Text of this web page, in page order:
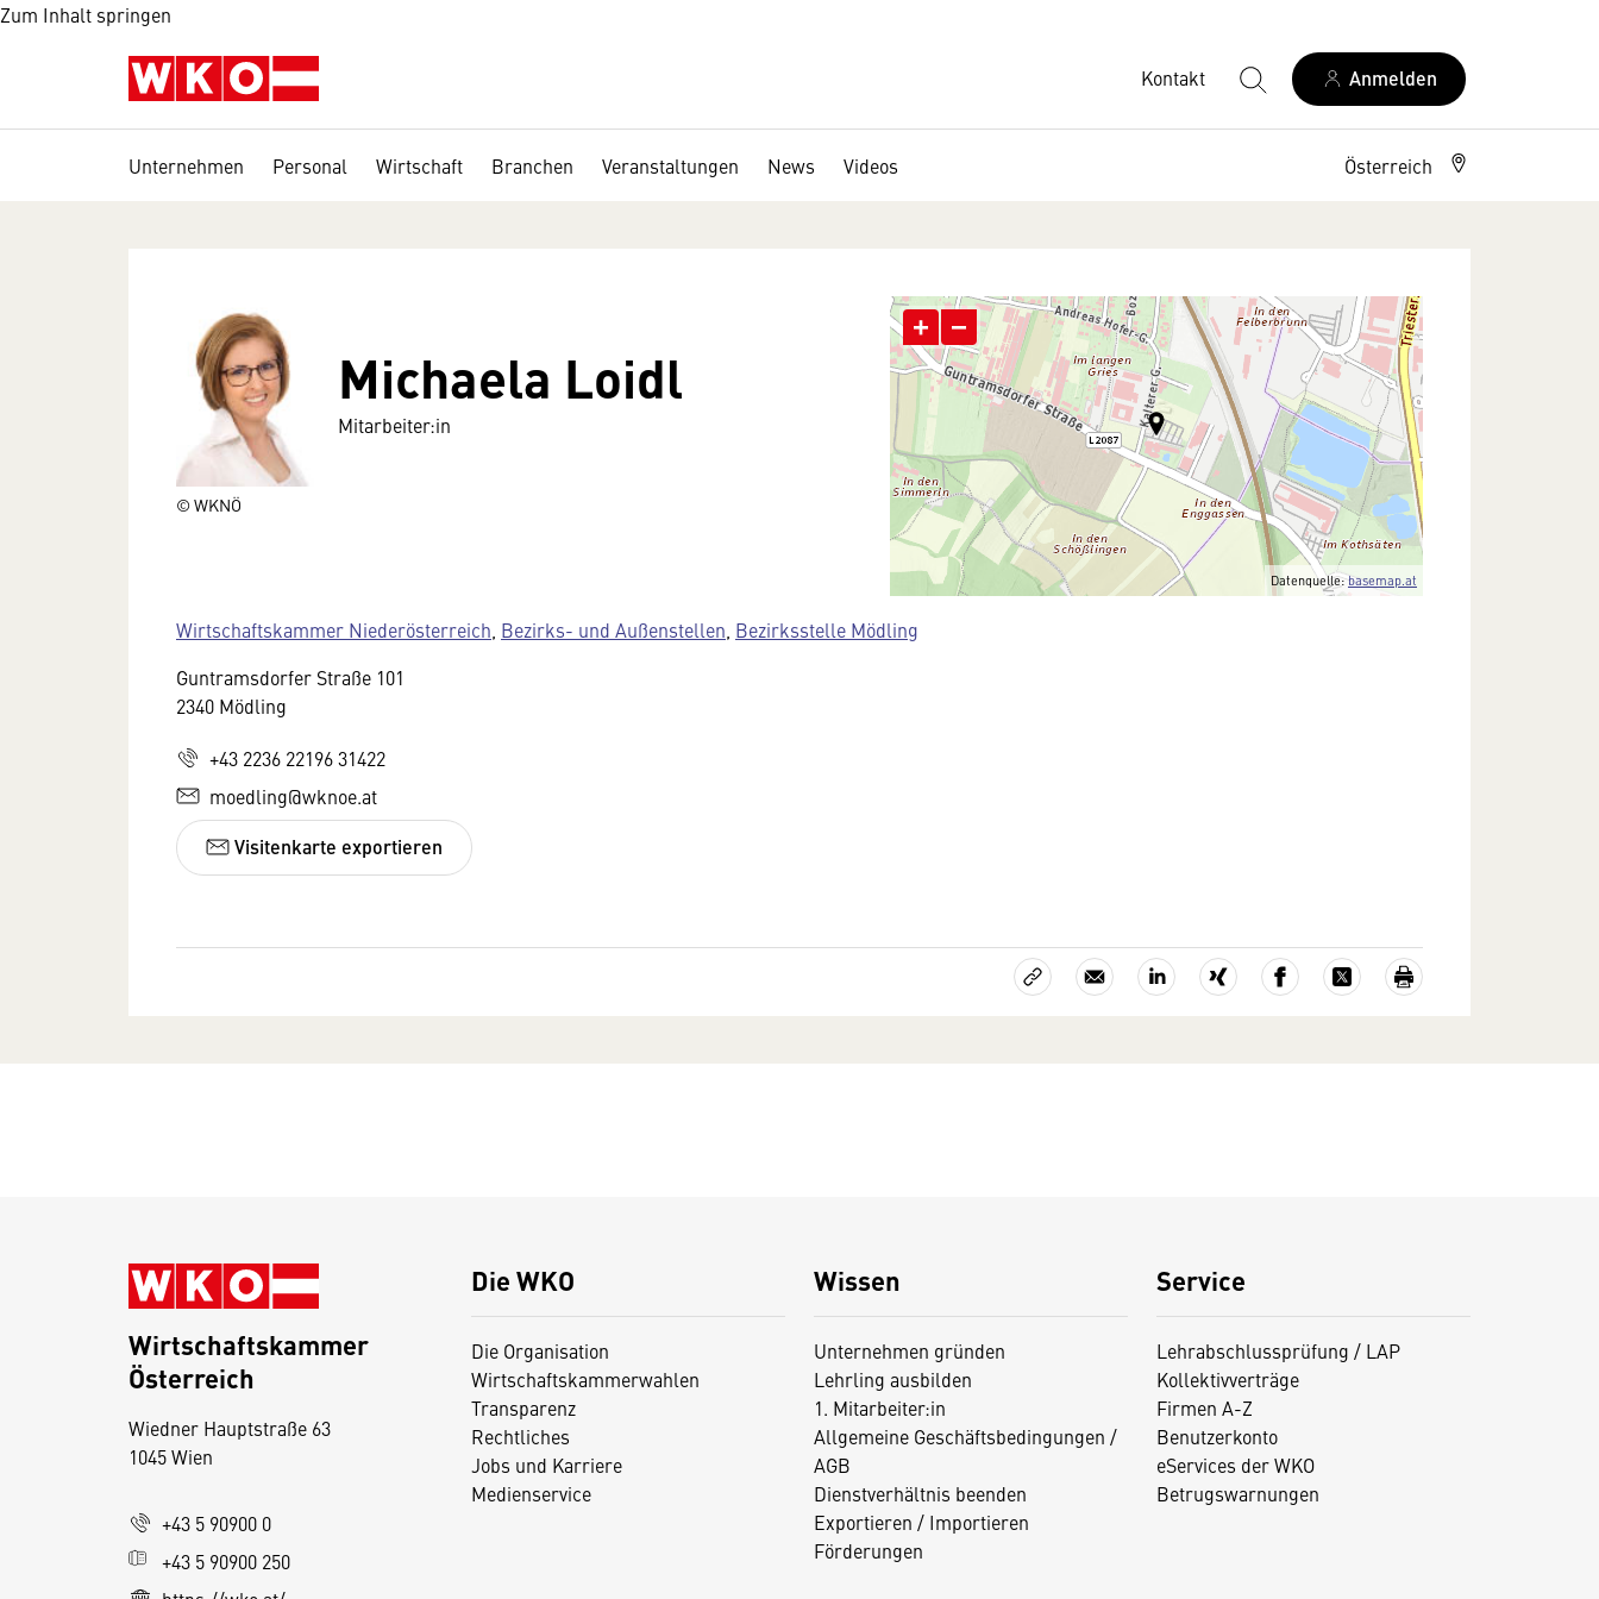
Zum Inhalt springen
Kontakt Anmelden
Unternehmen Personal Wirtschaft Branchen Veranstaltungen News Videos Österreich
© WKNÖ
Michaela Loidl
Mitarbeiter:in
+ −
Datenquelle:basemap.at
Wirtschaftskammer Niederösterreich Bezirks- und Außenstellen Bezirksstelle Mödling
Guntramsdorfer Straße 101
2340 Mödling
+43 2236 22196 31422
moedling@wknoe.at
Visitenkarte exportieren
Die WKO
Die Organisation
Wirtschaftskammerwahlen
Transparenz
Rechtliches
Jobs und Karriere
Medienservice
Wissen
Unternehmen gründen
Lehrling ausbilden
1. Mitarbeiter:in
Allgemeine Geschäftsbedingungen /
AGB
Dienstverhältnis beenden
Exportieren / Importieren
Förderungen
Service
Lehrabschlussprüfung / LAP
Kollektivverträge
Firmen A-Z
Benutzerkonto
eServices der WKO
Betrugswarnungen
Wirtschaftskammer
Österreich
Wiedner Hauptstraße 63
1045 Wien
+43 5 90900 0
+43 5 90900 250